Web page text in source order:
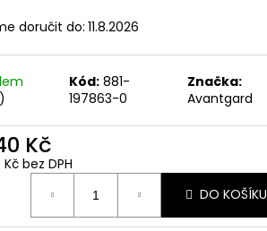
doručit do: 11.8.2026
Kód: 881-
197863-0
Značka:
Avantgard
Kč
Kč bez DPH
DO KOŠÍKU